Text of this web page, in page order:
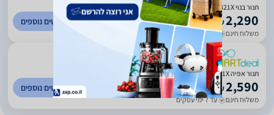
‏תנור בנוי Electrolux EOH7421X אלקטרולוקס
₪2,290
משלוח חינם עד 7 ימי עסקים
לפרטים נוספים
4.67
(
935
)
תנור אפיה ELECTROLUX EOH7421X
₪2,590
משלוח חינם עד 7 ימי עסקים
לפרטים נוספים